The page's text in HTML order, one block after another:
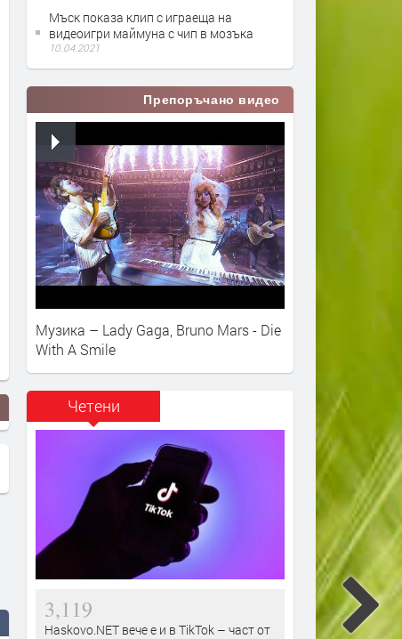
Мъск показа клип с играеща на
видеоигри маймуна с чип в мозъка
10.04.2021
Препоръчано видео
Музика – Lady Gaga, Bruno Mars - Die
With A Smile
Четени
3,119
Haskovo.NET вече е и в TikTok – част от